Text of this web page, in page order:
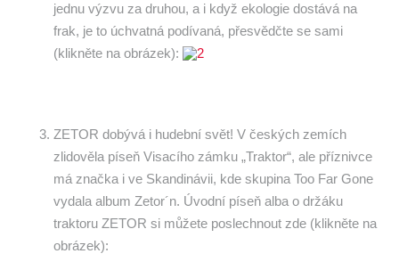
jednu výzvu za druhou, a i když ekologie dostává na
frak, je to úchvatná podívaná, přesvědčte se sami
(klikněte na obrázek):
ZETOR dobývá i hudební svět! V českých zemích
zlidověla píseň Visacího zámku „Traktor“, ale příznivce
má značka i ve Skandinávii, kde skupina Too Far Gone
vydala album Zetor´n. Úvodní píseň alba o držáku
traktoru ZETOR si můžete poslechnout zde (klikněte na
obrázek):